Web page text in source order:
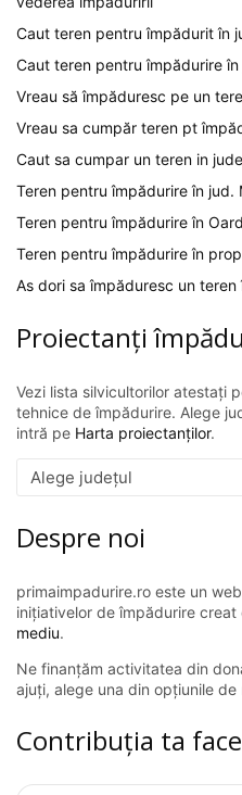
Caut teren pentru împădurit în
Caut teren pentru împădurire
Vreau să împăduresc pe un
Vreau sa cumpăr teren pt
Caut sa cumpar un teren in
Teren pentru împădurire în jud.
Teren pentru împădurire în
Teren pentru împădurire în
As dori sa împăduresc un
Proiectanți
Vezi lista silvicultorilor atestați
tehnice de împădurire. Alege
intră pe Harta proiectanților.
Despre noi
primaimpadurire.ro este un
inițiativelor de împădurire creat
mediu.
Ne finanțăm activitatea din
ajuți, alege una din opțiunile de
Contribuția ta